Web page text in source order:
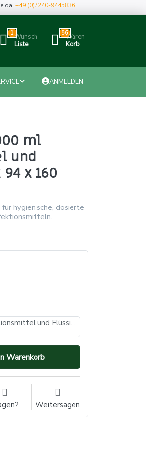
da:+49 (0)7240-9445836
1Wunsch
Liste
56Waren
Korb
ANMELDEN
ml
und
x 160
hygienische, dosierte
Wandspender für 1000 ml Desinfektionsmittel und Flüssigseifen, 320 x 94 x 160 mm, kurzer Hebel (VE: 1, Inhalt: 1 Stück)
Warenkorb
Weitersagen